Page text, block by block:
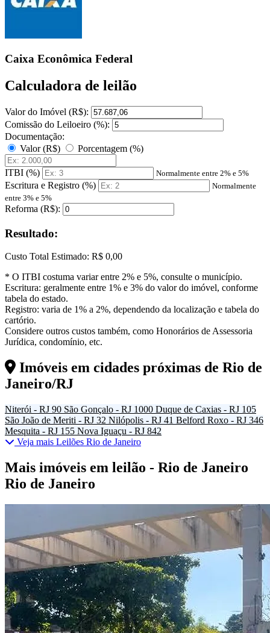
Caixa Econômica Federal
Calculadora de leilão
Valor do Imóvel (R$):
Comissão do Leiloeiro (%):
Documentação:
Valor (R$)
Porcentagem (%)
ITBI (%) Normalmente entre 2% e 5%
Escritura e Registro (%)
Normalmente
entre 3% e 5%
Reforma (R$):
Resultado:
Custo Total Estimado: R$ 0,00
* O ITBI costuma variar entre 2% e 5%, consulte o município.
Escritura: geralmente entre 1% e 3% do valor do imóvel, conforme
tabela do estado.
Registro: varia de 1% a 2%, dependendo da localização e tabela do
cartório.
Considere outros custos também, como Honorários de Assessoria
Jurídica, condomínio, etc.
Imóveis em cidades próximas de Rio de
Janeiro/RJ
Niterói - RJ 90 São Gonçalo - RJ 1000 Duque de Caxias - RJ 105
São João de Meriti - RJ 32 Nilópolis - RJ 41 Belford Roxo - RJ 346
Mesquita - RJ 155 Nova Iguaçu - RJ 842
Veja mais Leilões Rio de Janeiro
Mais imóveis em leilão - Rio de Janeiro
Rio de Janeiro